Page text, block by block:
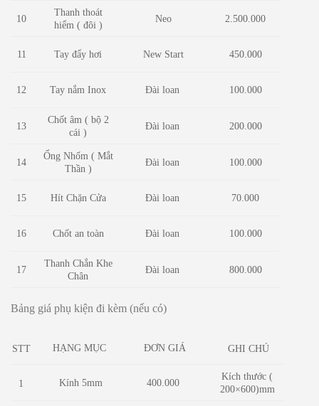
10
Thanh thoát
hiểm ( đôi )
Neo 2.500.000
11 Tay đẩy hơi New Start 450.000
12 Tay nắm Inox Đài loan 100.000
13
Chốt âm ( bộ 2
cái )
Đài loan 200.000
14
Ống Nhốm ( Mắt
Thần )
Đài loan 100.000
15 Hít Chặn Cửa Đài loan 70.000
16 Chốt an toàn Đài loan 100.000
17
Thanh Chắn Khe
Chân
Đài loan 800.000
Bảng giá phụ kiện đi kèm (nếu có)
STT HẠNG MỤC ĐƠN GIÁ GHI CHÚ
1 Kính 5mm 400.000
Kích thước (
200×600)mm